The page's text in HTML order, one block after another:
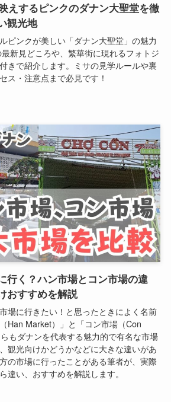
えするピンクのダナン大聖堂を徹
観光地
ピンクが美しい「ダナン大聖堂」の魅力
新見どころや、繁華街に現れるフォトジ
きで紹介します。ミサの見学ルールや裏
ス・注意点まで必見です！
行く？ハン市場とコン市場の違
おすすめを解説
場に行きたい！と思ったときによく名前
Han Market）」と「コン市場（Con
もダナンを代表する魅力的で有名な市場
観光向けかどうかなどに大きな違いがあ
の市場に行ったことがある筆者が、実際
違い、おすすめを解説します。